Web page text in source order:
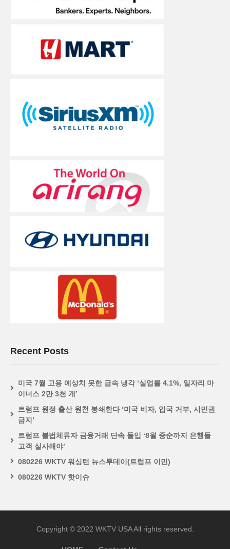
Recent Posts
미국 7월 고용 예상치 못한 급속 냉각 ‘실업률 4.1%, 일자리 마
이너스 2만 3천 개’
트럼프 원정 출산 원천 봉쇄한다 ‘미국 비자, 입국 거부, 시민권
금지’
트럼프 불법체류자 금융거래 단속 돌입 ‘8월 중순까지 은행들
고객 실사해야’
080226 WKTV 워싱턴 뉴스투데이(트럼프 이민)
080226 WKTV 핫이슈
Copyright © 2022 WKTV USA All rights reserved.